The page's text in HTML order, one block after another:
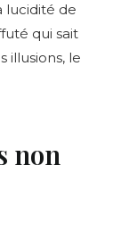
lucidité de
qui sait
illusions, le
non